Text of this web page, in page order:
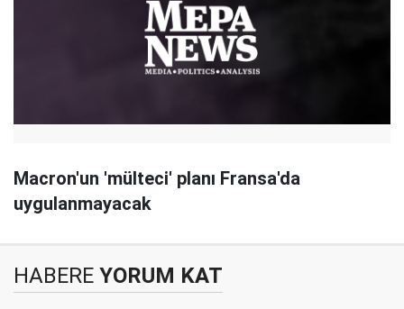
Macron'un 'mülteci' planı Fransa'da
uygulanmayacak
HABERE YORUM KAT